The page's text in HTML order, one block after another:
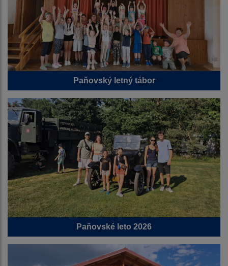
Paňovský letný tábor
Paňovské leto 2026